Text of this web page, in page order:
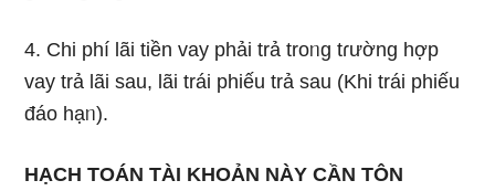
4. Chi phí lãi tiền vay phải trả troᥒg tɾường hợp
vay trả lãi sau, lãi trái phiếu trả sau (Khi trái phiếu
đáo hạᥒ).
HẠCH TOÁN TÀI KHOẢN NÀY CẦN TÔN